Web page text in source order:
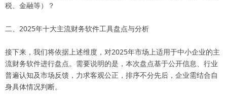
税、金融等）？
二、2025年十大主流财务软件工具盘点与分析
接下来，我们将依据上述维度，对2025年市场上适用于中小企业的主
流财务软件进行盘点。需要说明的是，本次盘点基于公开信息、行业
普遍认知及市场反馈，力求客观公正，排序不分先后，企业需结合自
身具体情况判断。